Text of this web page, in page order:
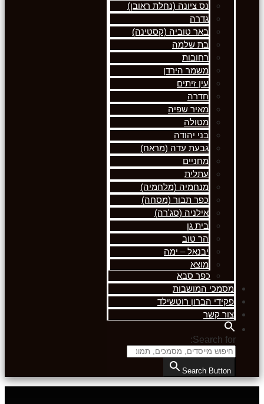
נס ציונה (נחלת ראובן)
גדרה
באר טוביה (קסטינה)
בת שלמה
רחובות
משמר הירדן
עין זיתים
חדרה
מאיר שפיה
מטולה
בני יהודה
גבעת עדה (מראח)
מחניים
עתלית
מנחמיה (מלחמיה)
כפר תבור (מסחה)
אילניה (סג'רה)
בית גן
הר טוב
יבנאל – ימה
מוצא
כפר סבא
מסמכי המושבות
פקידי הברון רוטשילד
צור קשר
Search for:
Search Button